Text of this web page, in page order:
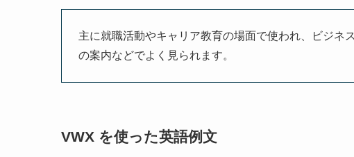
主に就職活動やキャリア教育の場面で使われ、ビジネ
の案内などでよく見られます。
VWX を使った英語例文